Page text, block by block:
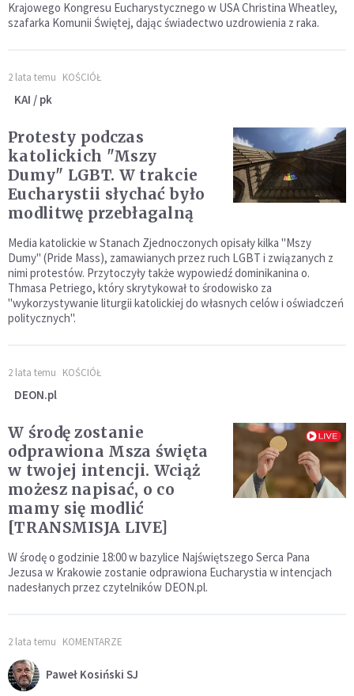
Krajowego Kongresu Eucharystycznego w USA Christina Wheatley,
szafarka Komunii Świętej, dając świadectwo uzdrowienia z raka.
2 lata temu KOŚCIÓŁ
KAI / pk
Protesty podczas
katolickich "Mszy
Dumy" LGBT. W trakcie
Eucharystii słychać było
modlitwę przebłagalną
Media katolickie w Stanach Zjednoczonych opisały kilka "Mszy
Dumy" (Pride Mass), zamawianych przez ruch LGBT i związanych z
nimi protestów. Przytoczyły także wypowiedź dominikanina o.
Thmasa Petriego, który skrytykował to środowisko za
"wykorzystywanie liturgii katolickiej do własnych celów i oświadczeń
politycznych".
2 lata temu KOŚCIÓŁ
DEON.pl
W środę zostanie
odprawiona Msza święta
w twojej intencji. Wciąż
możesz napisać, o co
mamy się modlić
[TRANSMISJA LIVE]
W środę o godzinie 18:00 w bazylice Najświętszego Serca Pana
Jezusa w Krakowie zostanie odprawiona Eucharystia w intencjach
nadesłanych przez czytelników DEON.pl.
2 lata temu KOMENTARZE
Paweł Kosiński SJ